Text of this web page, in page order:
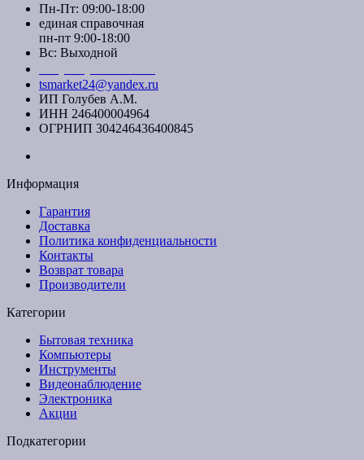
Пн-Пт: 09:00-18:00
единая справочная
пн-пт 9:00-18:00
Вс: Выходной
tsmarket24@yandex.ru
ИП Голубев А.М.
ИНН 246400004964
ОГРНИП 304246436400845
Информация
Гарантия
Доставка
Политика конфиденциальности
Контакты
Возврат товара
Производители
Категории
Бытовая техника
Компьютеры
Инструменты
Видеонаблюдение
Электроника
Акции
Подкатегории